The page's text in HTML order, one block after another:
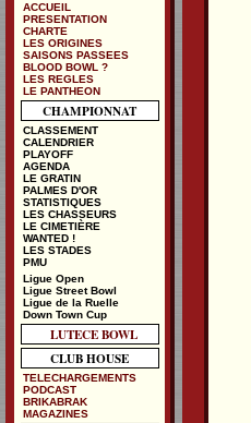
ACCUEIL
PRESENTATION
CHARTE
LES ORIGINES
SAISONS PASSEES
BLOOD BOWL ?
LES REGLES
LE PANTHEON
CHAMPIONNAT
CLASSEMENT
CALENDRIER
PLAYOFF
AGENDA
LE GRATIN
PALMES D'OR
STATISTIQUES
LES CHASSEURS
LE CIMETIÈRE
WANTED !
LES STADES
PMU
Ligue Open
Ligue Street Bowl
Ligue de la Ruelle
Down Town Cup
LUTECE BOWL
CLUB HOUSE
TELECHARGEMENTS
PODCAST
BRIKABRAK
MAGAZINES